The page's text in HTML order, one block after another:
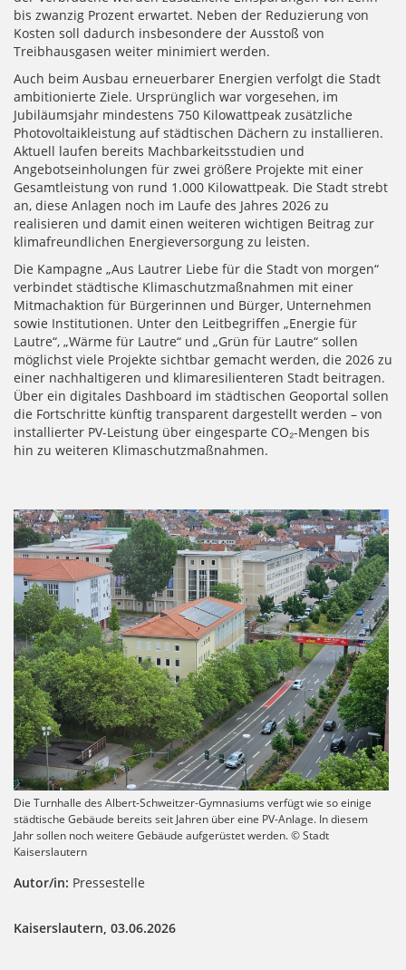
bis zwanzig Prozent erwartet. Neben der Reduzierung von
Kosten soll dadurch insbesondere der Ausstoß von
Treibhausgasen weiter minimiert werden.
Auch beim Ausbau erneuerbarer Energien verfolgt die Stadt
ambitionierte Ziele. Ursprünglich war vorgesehen, im
Jubiläumsjahr mindestens 750 Kilowattpeak zusätzliche
Photovoltaikleistung auf städtischen Dächern zu installieren.
Aktuell laufen bereits Machbarkeitsstudien und
Angebotseinholungen für zwei größere Projekte mit einer
Gesamtleistung von rund 1.000 Kilowattpeak. Die Stadt strebt
an, diese Anlagen noch im Laufe des Jahres 2026 zu
realisieren und damit einen weiteren wichtigen Beitrag zur
klimafreundlichen Energieversorgung zu leisten.
Die Kampagne „Aus Lautrer Liebe für die Stadt von morgen“
verbindet städtische Klimaschutzmaßnahmen mit einer
Mitmachaktion für Bürgerinnen und Bürger, Unternehmen
sowie Institutionen. Unter den Leitbegriffen „Energie für
Lautre“, „Wärme für Lautre“ und „Grün für Lautre“ sollen
möglichst viele Projekte sichtbar gemacht werden, die 2026 zu
einer nachhaltigeren und klimaresilienteren Stadt beitragen.
Über ein digitales Dashboard im städtischen Geoportal sollen
die Fortschritte künftig transparent dargestellt werden – von
installierter PV-Leistung über eingesparte CO₂-Mengen bis
hin zu weiteren Klimaschutzmaßnahmen.
Die Turnhalle des Albert-Schweitzer-Gymnasiums verfügt wie so einige
städtische Gebäude bereits seit Jahren über eine PV-Anlage. In diesem
Jahr sollen noch weitere Gebäude aufgerüstet werden. © Stadt
Kaiserslautern
Autor/in: Pressestelle
Kaiserslautern, 03.06.2026